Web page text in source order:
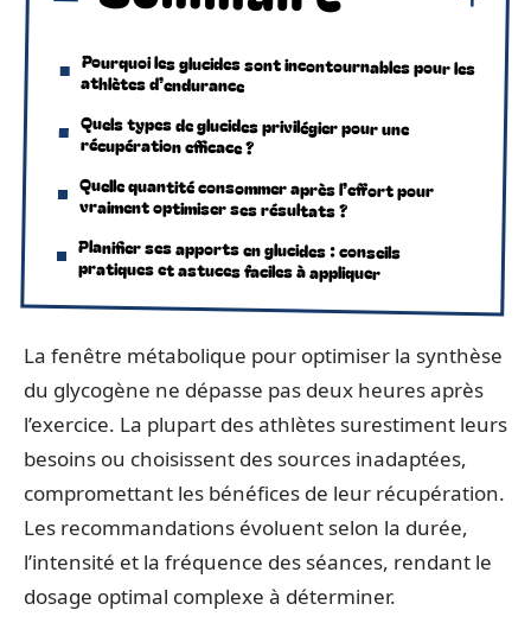
Pourquoi les glucides sont incontournables pour les
athlètes d’endurance
Quels types de glucides privilégier pour une
récupération efficace ?
Quelle quantité consommer après l’effort pour
vraiment optimiser ses résultats ?
Planifier ses apports en glucides : conseils
pratiques et astuces faciles à appliquer
La fenêtre métabolique pour optimiser la synthèse
du glycogène ne dépasse pas deux heures après
l’exercice. La plupart des athlètes surestiment leurs
besoins ou choisissent des sources inadaptées,
compromettant les bénéfices de leur récupération.
Les recommandations évoluent selon la durée,
l’intensité et la fréquence des séances, rendant le
dosage optimal complexe à déterminer.